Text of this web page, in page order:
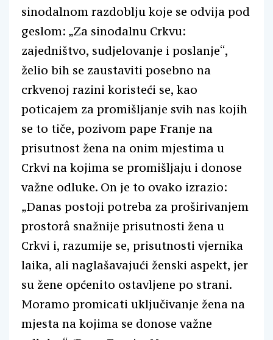
sinodalnom razdoblju koje se odvija pod
geslom: „Za sinodalnu Crkvu:
zajedništvo, sudjelovanje i poslanje“,
želio bih se zaustaviti posebno na
crkvenoj razini koristeći se, kao
poticajem za promišljanje svih nas kojih
se to tiče, pozivom pape Franje na
prisutnost žena na onim mjestima u
Crkvi na kojima se promišljaju i donose
važne odluke. On je to ovako izrazio:
„Danas postoji potreba za proširivanjem
prostorâ snažnije prisutnosti žena u
Crkvi i, razumije se, prisutnosti vjernika
laika, ali naglašavajući ženski aspekt, jer
su žene općenito ostavljene po strani.
Moramo promicati uključivanje žena na
mjesta na kojima se donose važne